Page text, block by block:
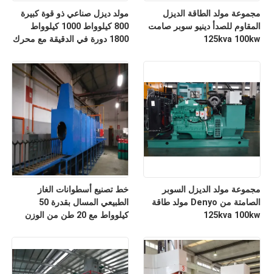
مولد ديزل صناعي ذو قوة كبيرة
800 كيلوواط 1000 كيلوواط
1800 دورة في الدقيقة مع محرك
مجموعة مولد الطاقة الديزل
المقاوم للصدأ دينيو سوبر صامت
125kva 100kw
خط تصنيع أسطوانات الغاز
الطبيعي المسال بقدرة 50
كيلوواط مع 20 طن من الوزن
مجموعة مولد الديزل السوبر
الصامتة من Denyo مولد طاقة
125kva 100kw